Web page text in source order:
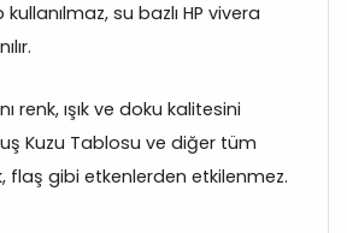
su bazlı HP vivera
renk, ışık ve doku kalitesini
Kuzu Tablosu ve diğer tüm
flaş gibi etkenlerden etkilenmez.